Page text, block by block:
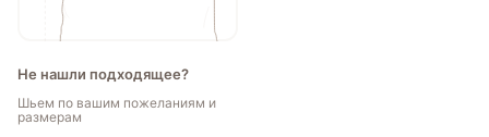
Не нашли подходящее?
Шьем по вашим пожеланиям и
размерам